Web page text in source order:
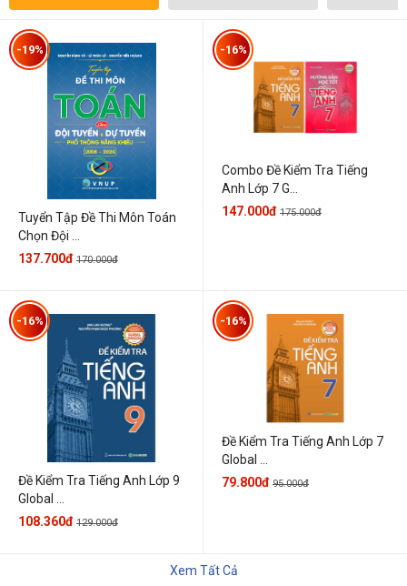
Tuyển Tập Đề Thi Môn Toán
Chọn Đội ...
-19%
137.700đ 170.000đ
Combo Đề Kiểm Tra Tiếng
Anh Lớp 7 G...
-16%
147.000đ 175.000đ
Đề Kiểm Tra Tiếng Anh Lớp 9
Global ...
-16%
108.360đ 129.000đ
Đề Kiểm Tra Tiếng Anh Lớp 7
Global ...
-16%
79.800đ 95.000đ
Xem Tất Cả